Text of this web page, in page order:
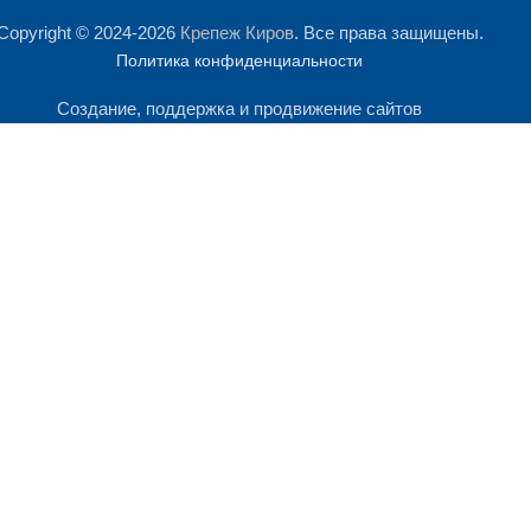
© 2024-2026 Крепеж Киров. Все права защищены.
Политика конфиденциальности
Создание, поддержка и продвижение сайтов